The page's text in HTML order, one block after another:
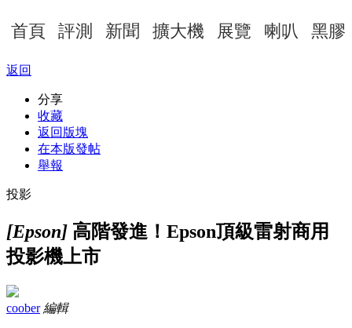
首頁 評測 新聞 擴大機 展覽 喇叭 黑膠
返回
分享
收藏
返回版塊
在本版發帖
舉報
投影
[Epson] 高階發進！Epson頂級雷射商用
投影機上市
coober 編輯